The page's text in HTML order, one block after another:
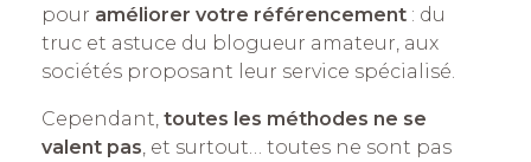
pour améliorer votre référencement : du
truc et astuce du blogueur amateur, aux
sociétés proposant leur service spécialisé.
Cependant, toutes les méthodes ne se
valent pas , et surtout… toutes ne sont pas